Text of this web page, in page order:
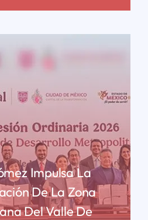
Impulsa La
De La Zona
Del Valle De